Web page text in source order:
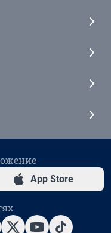
App Store